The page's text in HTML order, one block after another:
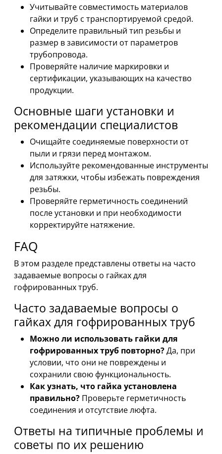
Учитывайте совместимость материалов
гайки и труб с транспортируемой средой.
Определите правильный тип резьбы и
размер в зависимости от параметров
трубопровода.
Проверяйте наличие маркировки и
сертификации, указывающих на качество
продукции.
Основные шаги установки и
рекомендации специалистов
Очищайте соединяемые поверхности от
пыли и грязи перед монтажом.
Используйте рекомендованные инструменты
для затяжки, чтобы избежать повреждения
резьбы.
Проверяйте герметичность соединений
после установки и при необходимости
корректируйте натяжение.
FAQ
В этом разделе представлены ответы на часто
задаваемые вопросы о гайках для
гофрированных труб.
Часто задаваемые вопросы о
гайках для гофрированных труб
Можно ли использовать гайки для
гофрированных труб повторно?Да, при
условии, что они не повреждены и
сохранили свою функциональность.
Как узнать, что гайка установлена
правильно? Проверьте герметичность
соединения и отсутствие люфта.
Ответы на типичные проблемы и
советы по их решению